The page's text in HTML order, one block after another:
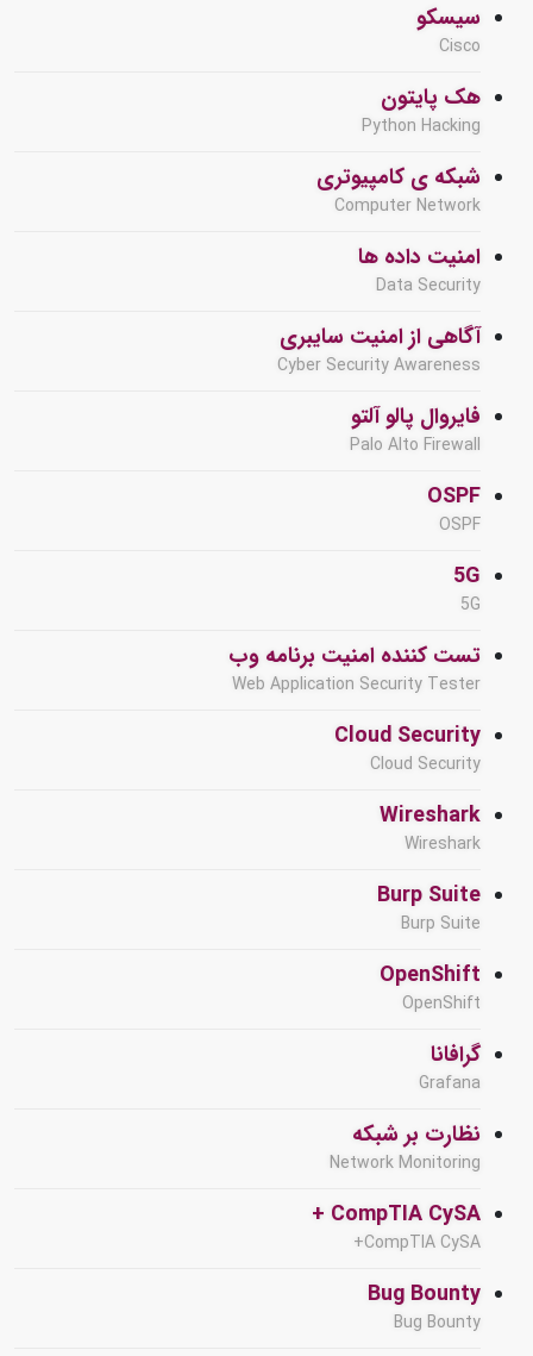
سیسکو
Cisco
هک پایتون
Python Hacking
شبکه ی کامپیوتری
Computer Network
امنیت داده ها
Data Security
آگاهی از امنیت سایبری
Cyber Security Awareness
فایروال پالو آلتو
Palo Alto Firewall
OSPF
OSPF
5G
5G
تست کننده امنیت برنامه وب
Web Application Security Tester
Cloud Security
Cloud Security
Wireshark
Wireshark
Burp Suite
Burp Suite
OpenShift
OpenShift
گرافانا
Grafana
نظارت بر شبکه
Network Monitoring
CompTIA CySA +
CompTIA CySA+
Bug Bounty
Bug Bounty